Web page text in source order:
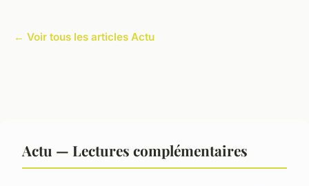
← Voir tous les articles Actu
Actu — Lectures complémentaires